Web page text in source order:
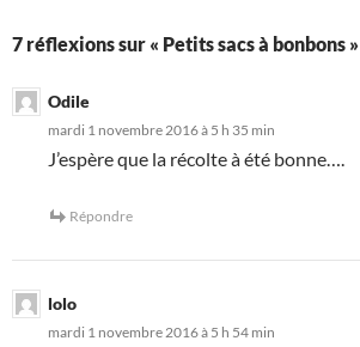
7 réflexions sur « Petits sacs à bonbons »
Odile
mardi 1 novembre 2016 à 5 h 35 min
J’espère que la récolte à été bonne….
Répondre
lolo
mardi 1 novembre 2016 à 5 h 54 min